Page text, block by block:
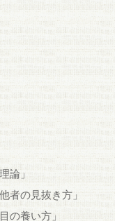
論」
者の見抜き方」
の養い方」